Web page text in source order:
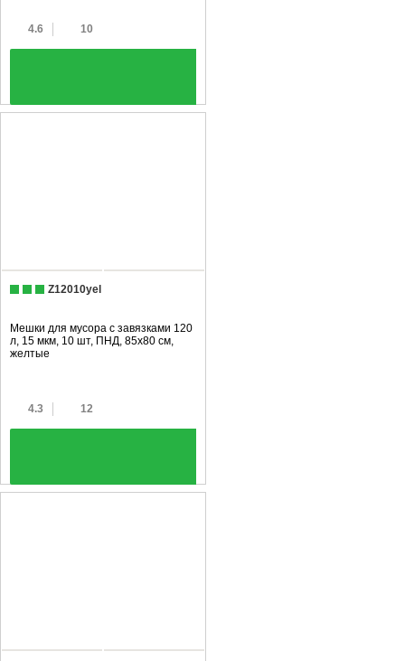
4.6 10
Z12010yel
Мешки для мусора с завязками 120
л, 15 мкм, 10 шт, ПНД, 85х80 см,
желтые
4.3 12